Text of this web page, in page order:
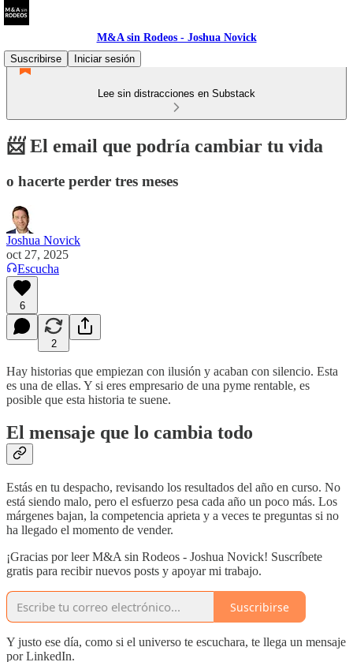
M&A sin Rodeos - Joshua Novick
Suscribirse
Iniciar sesión
Lee sin distracciones en Substack
📨 El email que podría cambiar tu vida
o hacerte perder tres meses
Joshua Novick
oct 27, 2025
Escucha
6
2
Hay historias que empiezan con ilusión y acaban con silencio. Esta
es una de ellas. Y si eres empresario de una pyme rentable, es
posible que esta historia te suene.
El mensaje que lo cambia todo
Estás en tu despacho, revisando los resultados del año en curso. No
está siendo malo, pero el esfuerzo pesa cada año un poco más. Los
márgenes bajan, la competencia aprieta y a veces te preguntas si no
ha llegado el momento de vender.
¡Gracias por leer M&A sin Rodeos - Joshua Novick! Suscríbete
gratis para recibir nuevos posts y apoyar mi trabajo.
Suscribirse
Y justo ese día, como si el universo te escuchara, te llega un mensaje
por LinkedIn.